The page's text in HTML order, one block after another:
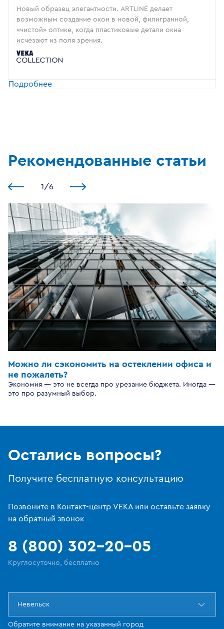
Новый образец элегантности. ARTLINE делает
возможным создание окон в новой, филигранной,
«чистой» оптике, когда пластиковые детали окна
исчезают из поля зрения.
Подробнее
Рекомендованные статьи
1 /6
Можно ли сэкономить на остеклении офиса и
не пожалеть?
Экономия — это не всегда про урезание бюджета. Иногда —
это про разумный выбор.
Остались вопросы?
Получите бесплатную консультацию
Позвоните в Контакт-центр VEKA или оставьте заявку
на обратный звонок
8 (800) 302-20-05
Круглосуточно, бесплатно
Невельск
Обратите внимание на указанный город